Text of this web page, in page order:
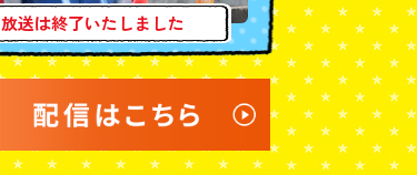
放送は終了いたしました